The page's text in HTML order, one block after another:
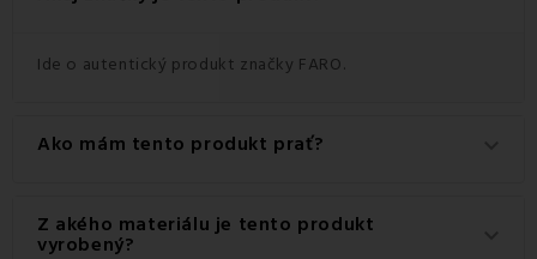
Ide o autentický produkt značky FARO.
Ako mám tento produkt prať?
Pre dosiahnutie najlepších výsledkov odporúčame tento
produkt prať na 40 °C.
Z akého materiálu je tento produkt
vyrobený?